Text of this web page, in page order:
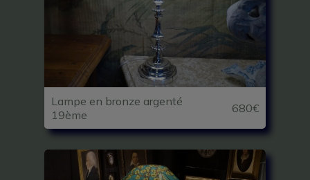
Lampe en bronze argenté
19ème
680€